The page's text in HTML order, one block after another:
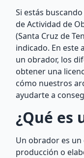
Si estás
de Actividad de
(Santa Cruz de
indicado. En este
un obrador, los
obtener una
cómo nuestros
ayudarte a
¿Qué es
Un obrador es un
producción o